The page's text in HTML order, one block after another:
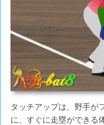
タッチアップは、野手が
に、すぐに走塁ができる